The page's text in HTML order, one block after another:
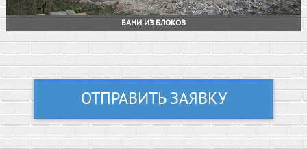
БАНИ ИЗ БЛОКОВ
ОТПРАВИТЬ ЗАЯВКУ